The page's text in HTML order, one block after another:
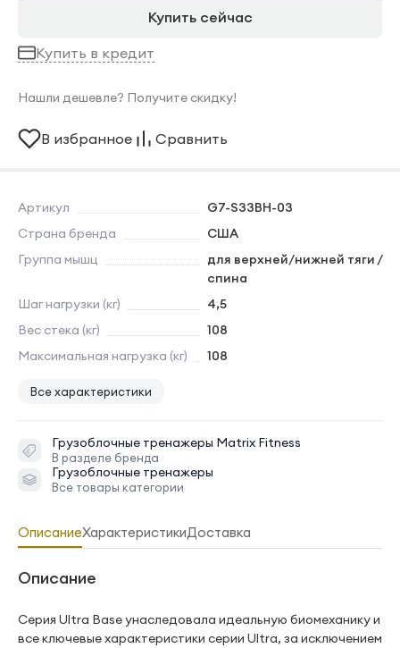
Артикул
G7-S33BH-03
Страна бренда
США
Группа мышц
для верхней/нижней тяги /
спина
Шаг нагрузки (кг)
4,5
Вес стека (кг)
108
Максимальная нагрузка (кг)
108
Все характеристики
Грузоблочные тренажеры Matrix Fitness
В разделе бренда
Грузоблочные тренажеры
Все товары категории
Купить сейчас
Купить в кредит
Нашли дешевле? Получите скидку!
В избранное Сравнить
ОписаниеХарактеристикиДоставка
Описание
Серия Ultra Base унаследовала идеальную биомеханику и
все ключевые характеристики серии Ultra, за исключением